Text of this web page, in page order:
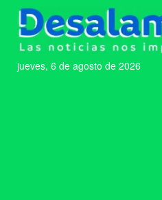
jueves, 6 de agosto de 2026